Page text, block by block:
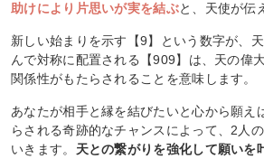
助けにより片思いが実を結ぶと、天使が伝
新しい始まりを示す【9】という数字が、
んで対称に配置される【909】は、天の偉
関係性がもたらされることを意味します。
あなたが相手と縁を結びたいと心から願え
らされる奇跡的なチャンスによって、2人
いきます。 天との繋がりを強化して願いを